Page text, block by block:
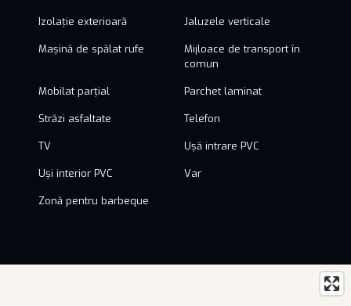
Izolație exterioară Jaluzele verticale
Mașină de spălat rufe
Mijloace de transport în
comun
Mobilat parțial Parchet laminat
Străzi asfaltate Telefon
TV Ușă intrare PVC
Uși interior PVC Var
Zonă pentru barbeque